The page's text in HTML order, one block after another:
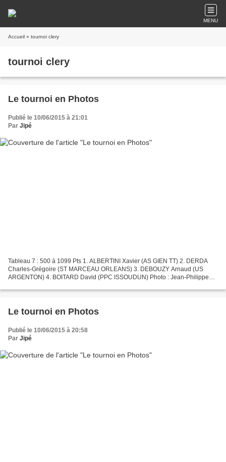
MENU
Accueil » tournoi clery
tournoi clery
Le tournoi en Photos
Publié le 10/06/2015 à 21:01
Par Jipé
Tableau 7 : 500 à 1099 Pts 1. ALBERTINI Xavier (AS GIEN TT) 2. DERDA
Charles-Grégoire (ST MARCEAU ORLEANS) 3. DEBOUZY Arnaud (US
ARGENTON) 4. BOITARD David (PPC ISSOUDUN) Photo : Jean-Philippe
Le tournoi en Photos
Publié le 10/06/2015 à 20:58
Par Jipé